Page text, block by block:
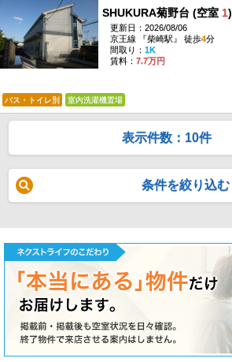
SHUKURA菊野台 (空室 1)
更新日：2026/08/06
京王線 『柴崎駅』 徒歩4分
間取り： 1K
賃料： 7.7万円
バス・トイレ別 室内洗濯機置場
表示件数：10件
条件を絞り込む